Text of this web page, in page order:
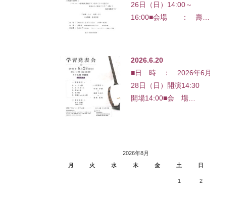
26日（日）14:00～
16:00■会場 ： 壽…
2026.6.20
■日 時 ： 2026年6月
28日（日）開演14:30
開場14:00■会 場…
2026年8月
月
火 水 木 金 土 日
1 2